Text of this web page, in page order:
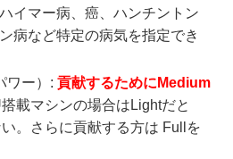
イマー病、癌、ハンチントン
病など特定の病気を指定でき
ワー）:貢献するためにMedium
載マシンの場合はLightだと
。さらに貢献する方は Fullを